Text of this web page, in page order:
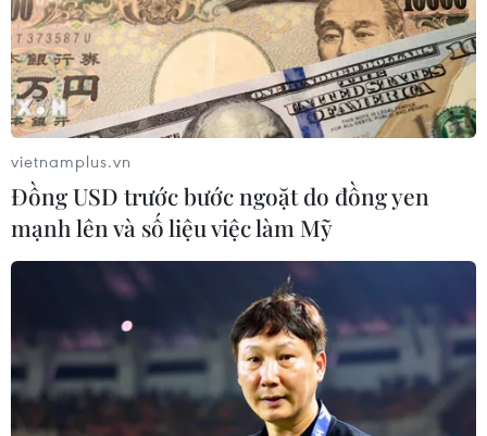
Những vấn đề Trung Quốc có thể gây khó
cho chính quyền của ông Trump
13/12/2016 07:29
Tổng thống đắc cử Mỹ Donald Trump dường như sẵn
sàng sử dụng chính sách của Mỹ đối với Đài Loan làm
quân bài mặc cả để có được sự nhượng bộ từ Trung
Quốc.
vietnamplus.vn
Đồng USD trước bước ngoặt do đồng yen
mạnh lên và số liệu việc làm Mỹ